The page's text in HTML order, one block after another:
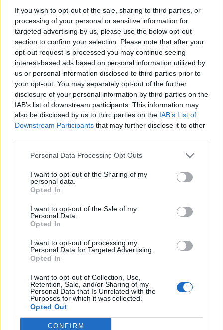
If you wish to opt-out of the sale, sharing to third parties, or
processing of your personal or sensitive information for
targeted advertising by us, please use the below opt-out
section to confirm your selection. Please note that after your
opt-out request is processed you may continue seeing
interest-based ads based on personal information utilized by
us or personal information disclosed to third parties prior to
your opt-out. You may separately opt-out of the further
disclosure of your personal information by third parties on the
IAB’s list of downstream participants. This information may
also be disclosed by us to third parties on the IAB’s List of
Downstream Participants that may further disclose it to other
Personal Data Processing Opt Outs
I want to opt-out of the Sharing of my
personal data.
Opted In
I want to opt-out of the Sale of my
Personal Data.
Opted In
I want to opt-out of processing my
Personal Data for Targeted Advertising.
Opted In
I want to opt-out of Collection, Use,
Retention, Sale, and/or Sharing of my
Personal Data that Is Unrelated with the
Purposes for which it was collected.
Opted Out
CONFIRM